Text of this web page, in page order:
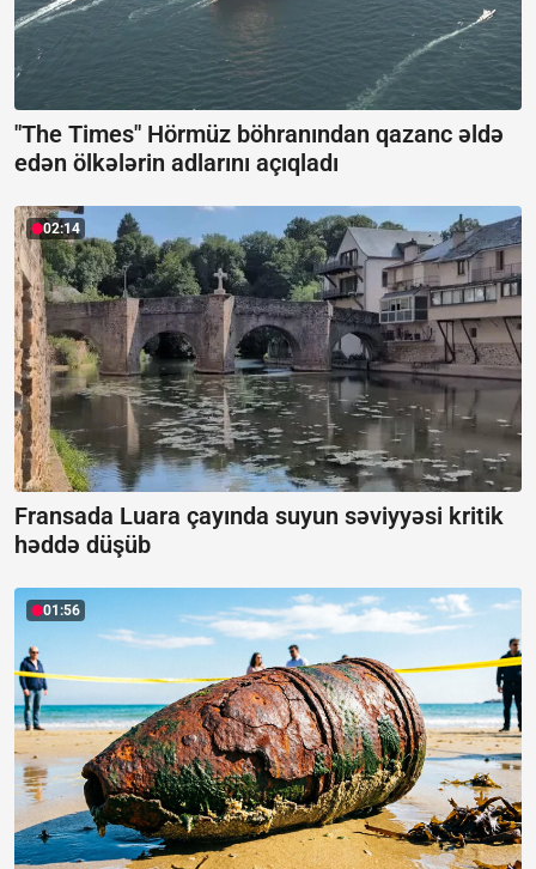
"The Times" Hörmüz böhranından qazanc əldə
edən ölkələrin adlarını açıqladı
02:14
Fransada Luara çayında suyun səviyyəsi kritik
həddə düşüb
01:56